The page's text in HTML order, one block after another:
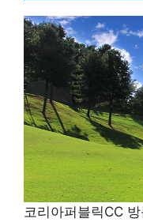
코리아퍼블릭CC